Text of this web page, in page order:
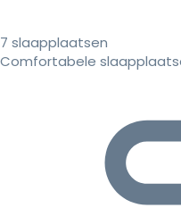
7 slaapplaatsen
Comfortabele